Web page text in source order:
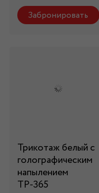
Забронировать
Трикотаж белый с
голографическим
напылением
ТР-365